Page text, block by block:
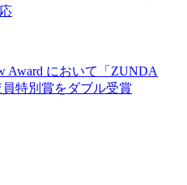
Award において「ZUNDA
特別賞をダブル受賞